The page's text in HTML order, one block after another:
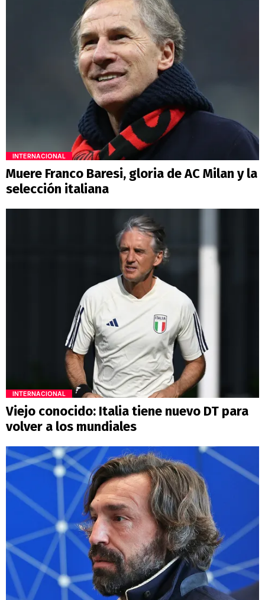
INTERNACIONAL
Muere Franco Baresi, gloria de AC Milan y la
selección italiana
INTERNACIONAL
Viejo conocido: Italia tiene nuevo DT para
volver a los mundiales